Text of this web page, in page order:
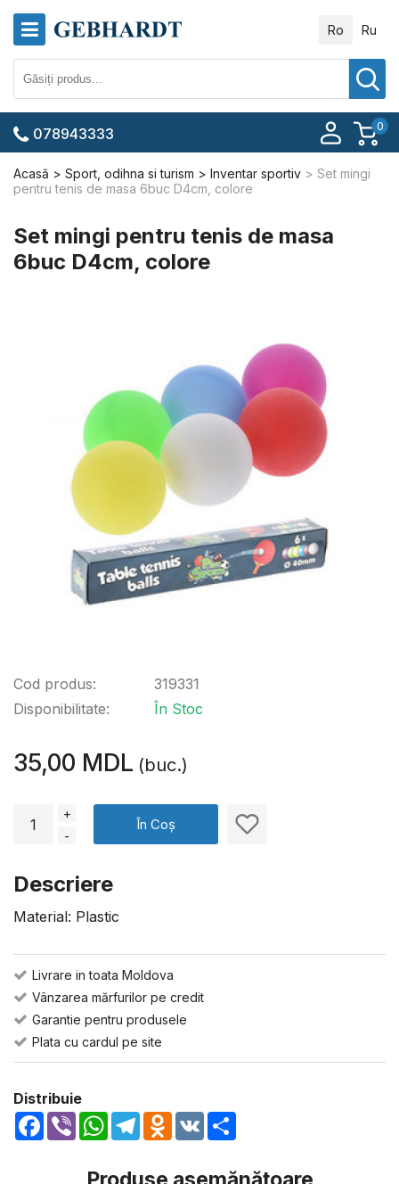
Ro Ru
0
078943333
Acasă Sport, odihna si turism Inventar sportiv
Set mingi
pentru tenis de masa 6buc D4cm, colore
Set mingi pentru tenis de masa
6buc D4cm, colore
Cod produs:
Disponibilitate:
319331
În Stoc
35,00 MDL (buc.)
+
-
În Coș
Descriere
Material: Plastic
Livrare in toata Moldova
Vânzarea mărfurilor pe credit
Garantie pentru produsele
Plata cu cardul pe site
Distribuie
Facebook
Viber WhatsApp
TelegramOdnoklassniki
VK